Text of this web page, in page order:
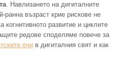
. Навлизането на дигиталните
ранна възраст крие рискове не
когнитивното развитие и циклите
редове споделяме повече за
очи в дигиталния свят и как